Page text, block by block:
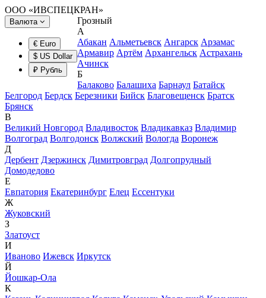
ООО «ИВСПЕЦКРАН»
Валюта
€ Euro
$ US Dollar
₽ Рубль
Грозный
А
Абакан Альметьевск Ангарск Арзамас
Армавир Артём Архангельск Астрахань
Ачинск
Б
Балаково Балашиха Барнаул Батайск
Белгород Бердск Березники Бийск Благовещенск Братск
Брянск
В
Великий Новгород Владивосток Владикавказ Владимир
Волгоград Волгодонск Волжский Вологда Воронеж
Д
Дербент Дзержинск Димитровград Долгопрудный
Домодедово
Е
Евпатория Екатеринбург Елец Ессентуки
Ж
Жуковский
З
Златоуст
И
Иваново Ижевск Иркутск
Й
Йошкар-Ола
К